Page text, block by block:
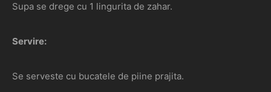
Supa se drege cu 1 lingurita de zahar.
Servire:
Se serveste cu bucatele de piine prajita.